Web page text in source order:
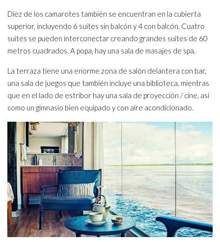
Diez de los camarotes también se encuentran en la cubierta
superior, incluyendo 6 suites sin balcón y 4 con balcón. Cuatro
suites se pueden interconectar creando grandes suites de 60
metros cuadrados. A popa, hay una sala de masajes de spa.
La terraza tiene una enorme zona de salón delantera con bar,
una sala de juegos que también incluye una biblioteca, mientras
que en el lado de estribor hay una sala de proyección / cine, así
como un gimnasio bien equipado y con aire acondicionado.